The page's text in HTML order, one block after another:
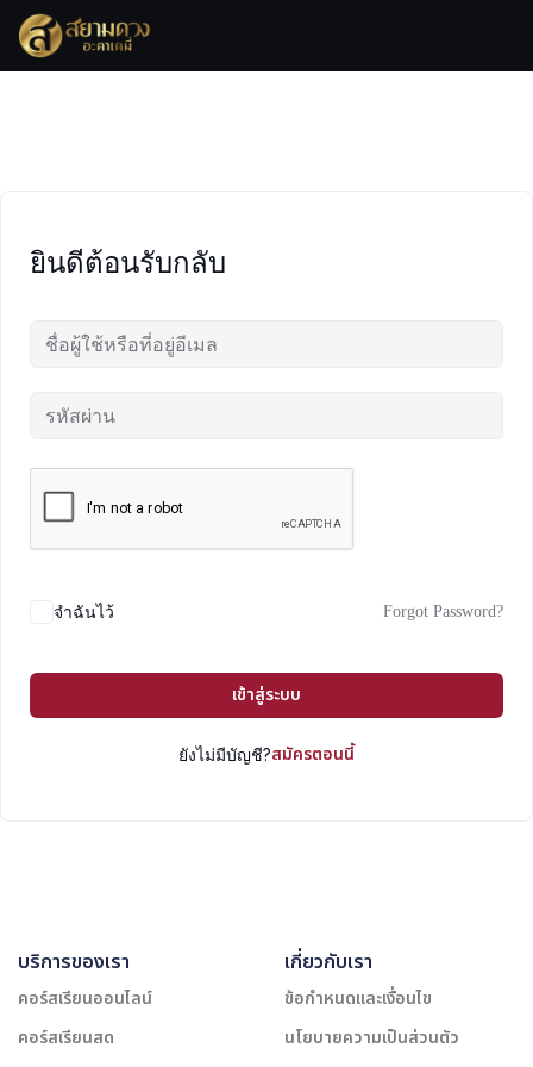
Skip
content
ยินดีต้อนรับกลับ
จำฉันไว้ Forgot Password?
เข้าสู่ระบบ
ยังไม่มีบัญชี?สมัครตอนนี้
บริการของเรา
คอร์สเรียนออนไลน์
คอร์สเรียนสด
เกี่ยวกับเรา
ข้อกำหนดและเงื่อนไข
นโยบายความเป็นส่วนตัว